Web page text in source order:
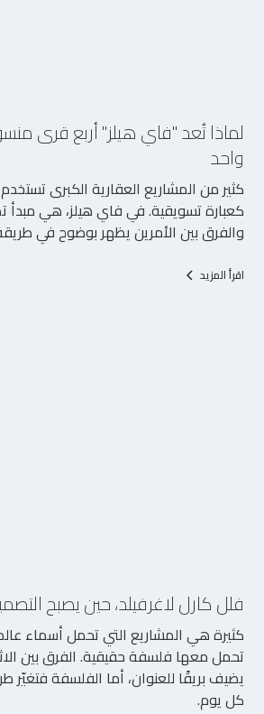
لماذا تُعد "فاي هيلز" أربع قرى
واحد
كثير من المشاريع العقارية الكبرى
كعبارة تسويقية. في فاي هيلز، هي
والفرق بين الأمرين يظهر بوضوح في
اقرأ المزيد
فلل كارل لاغرفيلد، حين يصبح
كثيرة هي المشاريع التي تحمل أسماء
تحمل معها فلسفة حقيقية. الفرق بين
يضيف بريقًا للعنوان، أما الفلسفة
كل يوم.